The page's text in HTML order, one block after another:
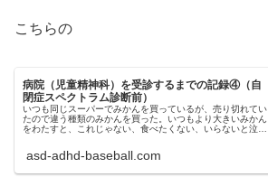
こちらの
病院（児童精神科）を受診するまでの記録④（自
閉症スペクトラム診断前）
いつも同じスーパーでみかんを買っているが、売り切れてい
たので違う種類のみかんを買った。いつもより大きいみかん
をわたすと、これじゃない、食べたくない、いらないと泣き
asd-adhd-baseball.com